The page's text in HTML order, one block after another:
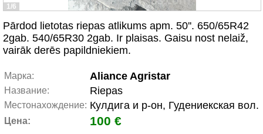
1/6
Pārdod lietotas riepas atlikums apm. 50''. 650/65R42
2gab. 540/65R30 2gab. Ir plaisas. Gaisu nost nelaiž,
vairāk derēs papildniekiem.
Марка: Aliance Agristar
Название: Riepas
Местонахождение: Кулдига и р-он, Гудениекская вол.
Цена: 100 €